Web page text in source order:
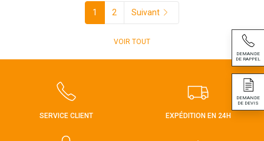
1 2 Suivant
VOIR TOUT
SERVICE CLIENT EXPÉDITION EN 24H
DEMANDE
DE DEVIS
DEMANDE
DE RAPPEL